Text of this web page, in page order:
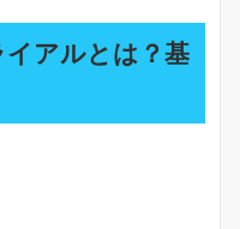
アルとは？基